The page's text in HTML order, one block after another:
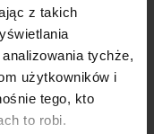
z takich
tychże,
użytkowników i
tego, kto
to robi.